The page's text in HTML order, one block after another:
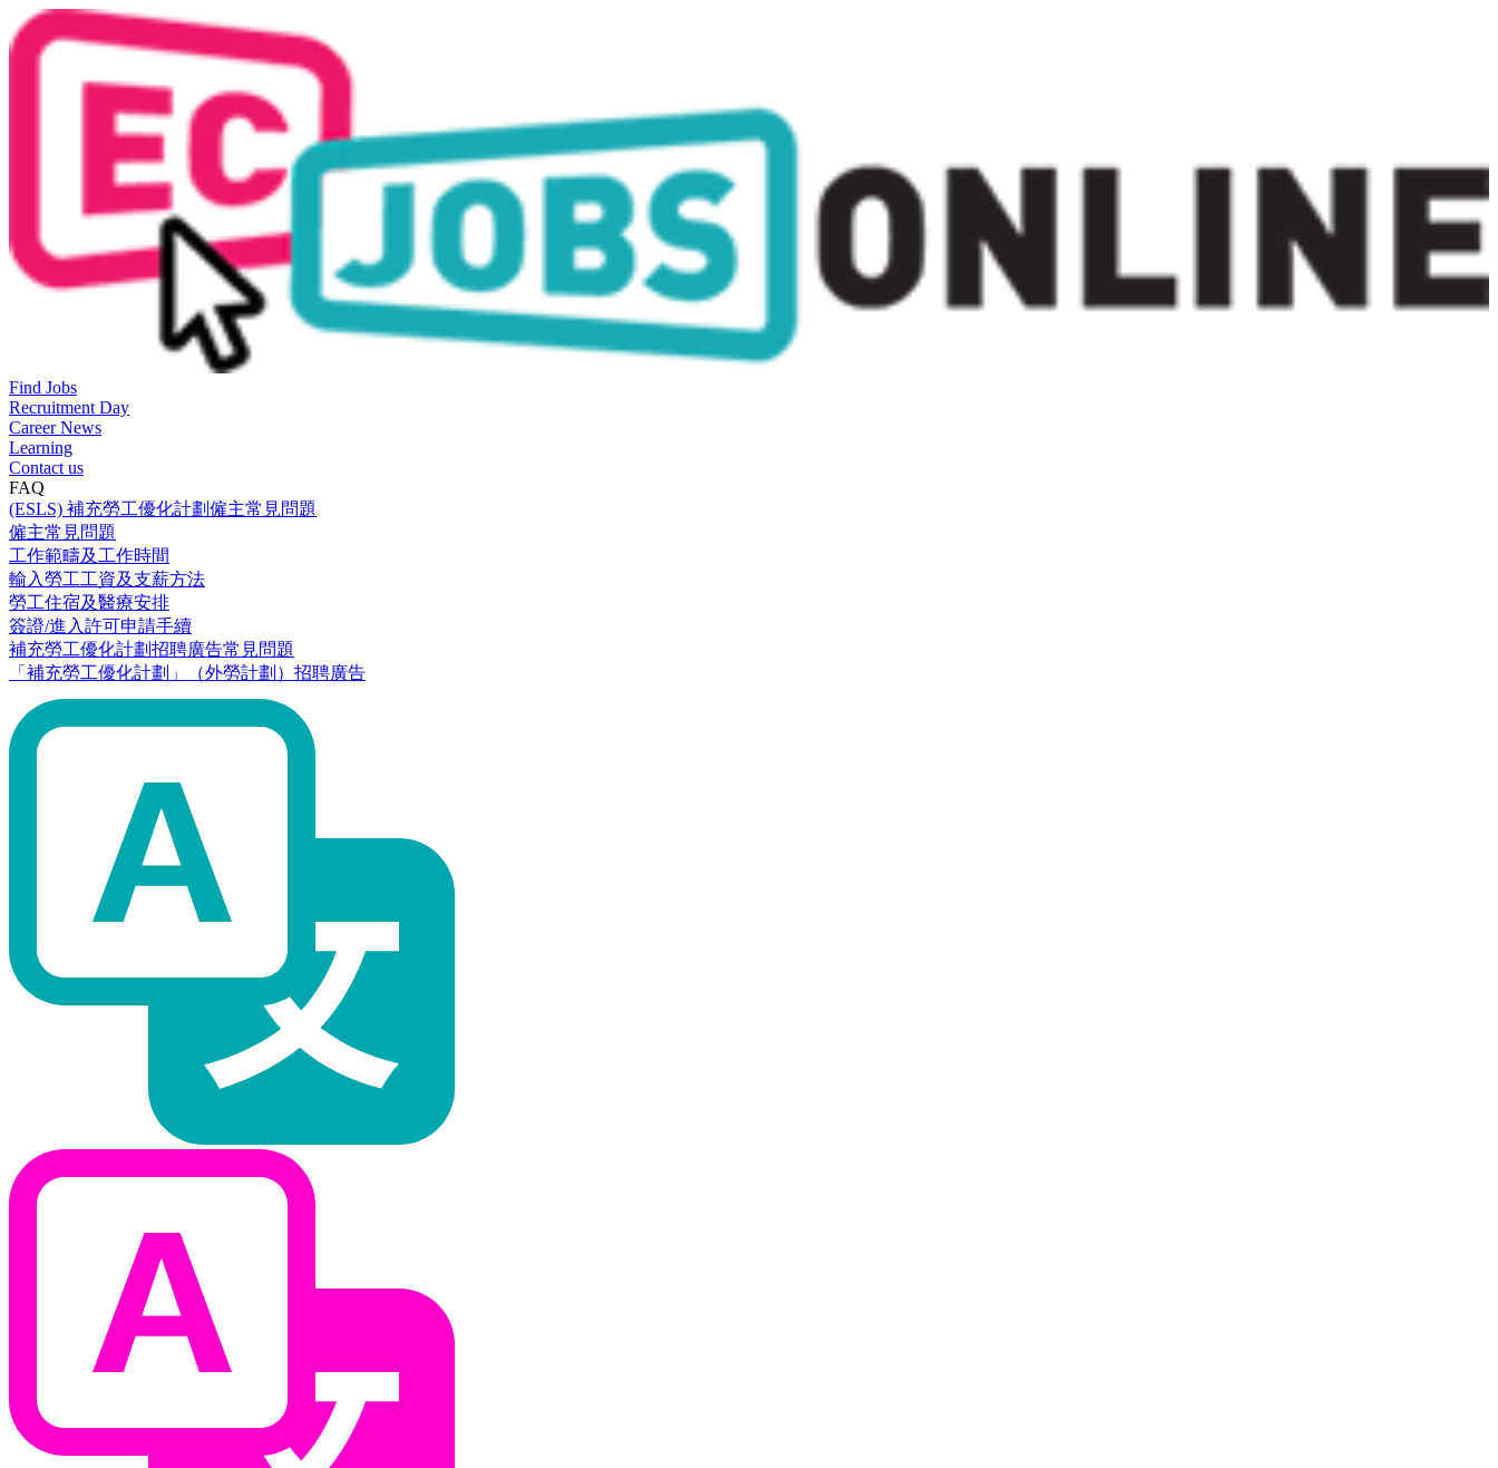
Find Jobs
Recruitment Day
Career News
Learning
Contact us
FAQ
(ESLS) 補充勞工優化計劃僱主常見問題
僱主常見問題
工作範疇及工作時間
輸入勞工工資及支薪方法
勞工住宿及醫療安排
簽證/進入許可申請手續
補充勞工優化計劃招聘廣告常見問題
「補充勞工優化計劃」（外勞計劃）招聘廣告